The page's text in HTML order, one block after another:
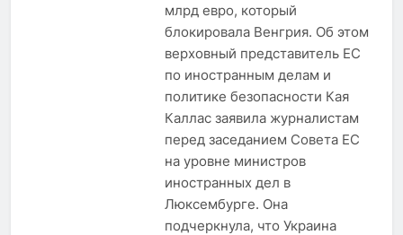
млрд евро, который
блокировала Венгрия. Об этом
верховный представитель ЕС
по иностранным делам и
политике безопасности Кая
Каллас заявила журналистам
перед заседанием Совета ЕС
на уровне министров
иностранных дел в
Люксембурге. Она
подчеркнула, что Украина